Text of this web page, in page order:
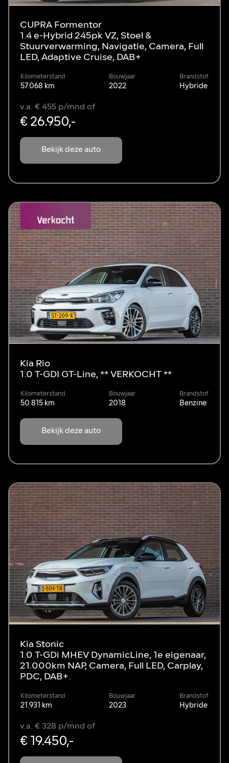
CUPRA Formentor
1.4 e-Hybrid 245pk VZ, Stoel &
Stuurverwarming, Navigatie, Camera, Full
LED, Adaptive Cruise, DAB+
Kilometerstand
57.068 km
Bouwjaar
2022
Brandstof
Hybride
Bekijk deze auto
v.a. € 455 p/mnd of
€ 26.950,-
Kia Rio
1.0 T-GDI GT-Line, ** VERKOCHT **
Kilometerstand
50.815 km
Bouwjaar
2018
Brandstof
Benzine
Bekijk deze auto
Kia Stonic
1.0 T-GDi MHEV DynamicLine, 1e eigenaar,
21.000km NAP, Camera, Full LED, Carplay,
PDC, DAB+.
Kilometerstand
21.931 km
Bouwjaar
2023
Brandstof
Hybride
v.a. € 328 p/mnd of
€ 19.450,-